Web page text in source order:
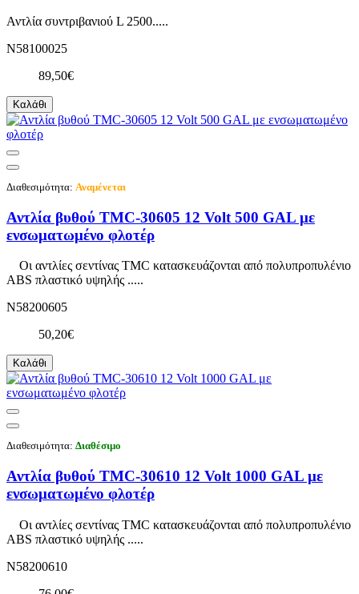
Αντλία συντριβανιού L 2500.....
N58100025
89,50€
Καλάθι
Διαθεσιμότητα: Αναμένεται
Αντλία βυθού TMC-30605 12 Volt 500 GAL με
ενσωματωμένο φλοτέρ
Οι αντλίες σεντίνας TMC κατασκευάζονται από πολυπροπυλένιο
ABS πλαστικό υψηλής .....
N58200605
50,20€
Καλάθι
Διαθεσιμότητα: Διαθέσιμο
Αντλία βυθού TMC-30610 12 Volt 1000 GAL με
ενσωματωμένο φλοτέρ
Οι αντλίες σεντίνας TMC κατασκευάζονται από πολυπροπυλένιο
ABS πλαστικό υψηλής .....
N58200610